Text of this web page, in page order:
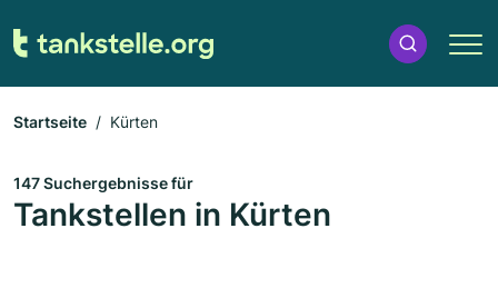
Startseite Kürten
147 Suchergebnisse für
Tankstellen in Kürten